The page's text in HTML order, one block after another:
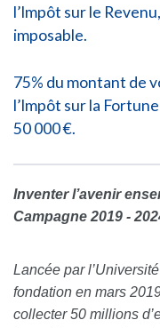
l’Impôt sur le
imposable.
75% du montant de
l’Impôt sur la
50 000 €.
Inventer l’avenir
Campagne 2019 -
Lancée par
fondation en mars
collecter 50 millions